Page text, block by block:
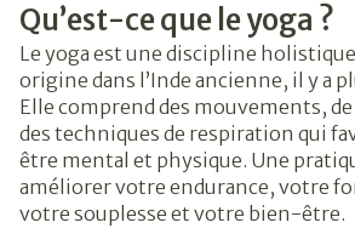
Qu’est-ce que le yoga ?
Le yoga est une discipline
origine dans l’Inde ancienne, il y a
Elle comprend des mouvements,
des techniques de respiration qui
être mental et physique. Une
améliorer votre endurance, votre
votre souplesse et votre bien-être.